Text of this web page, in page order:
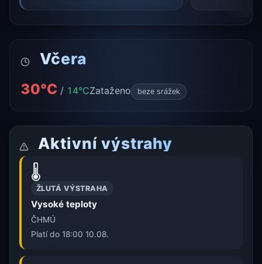
Včera
30°C / 14°CZataženo beze srážek
Aktivní výstrahy
🌡️
ŽLUTÁ VÝSTRAHA
Vysoké teploty
ČHMÚ
Platí do 18:00 10.08.